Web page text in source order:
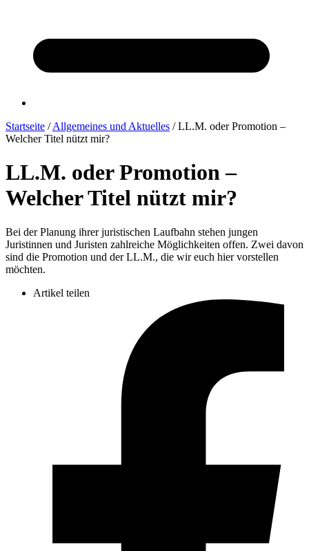
Startseite /Allgemeines und Aktuelles /LL.M. oder Promotion –
Welcher Titel nützt mir?
LL.M. oder Promotion –
Welcher Titel nützt mir?
Bei der Planung ihrer juristischen Laufbahn stehen jungen
Juristinnen und Juristen zahlreiche Möglichkeiten offen. Zwei davon
sind die Promotion und der LL.M., die wir euch hier vorstellen
möchten.
Artikel teilen